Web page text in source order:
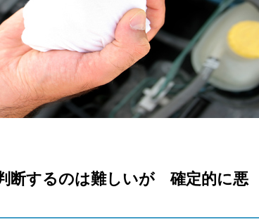
断するのは難しいが 確定的に悪